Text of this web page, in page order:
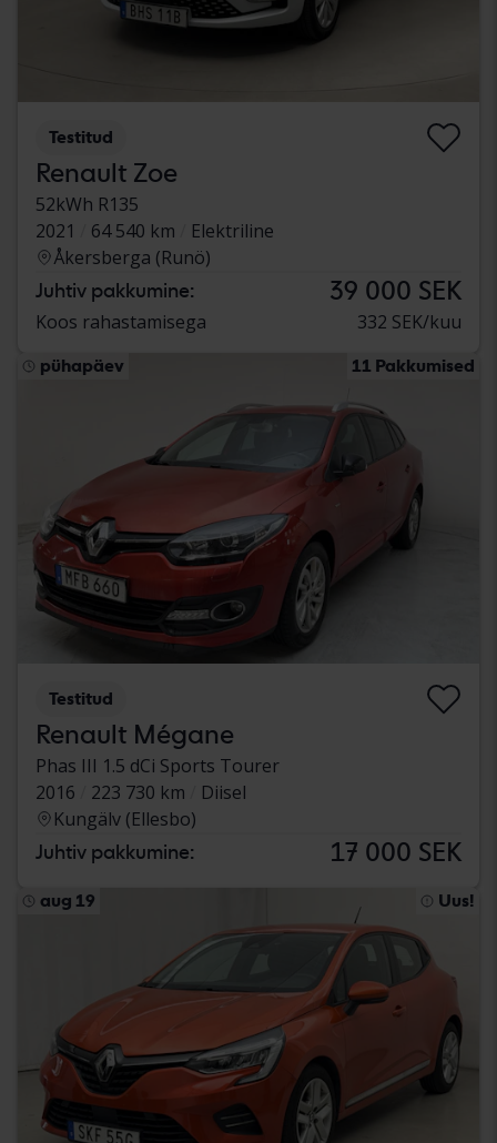
Testitud
Renault Zoe
52kWh R135
2021
64 540 km
Elektriline
Åkersberga (Runö)
Juhtiv pakkumine: 39 000 SEK
Koos rahastamisega 332 SEK/kuu
pühapäev 11 Pakkumised
Testitud
Renault Mégane
Phas III 1.5 dCi Sports Tourer
2016
223 730 km
Diisel
Kungälv (Ellesbo)
Juhtiv pakkumine: 17 000 SEK
aug 19 Uus!